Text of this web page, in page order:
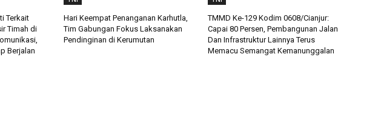
Terkait
Timah di
Berjalan
Hari Keempat Penanganan Karhutla,
Tim Gabungan Fokus Laksanakan
Pendinginan di Kerumutan
TMMD Ke-129 Kodim 0608/Cianjur:
Capai 80 Persen, Pembangunan Jalan
Dan Infrastruktur Lainnya Terus
Memacu Semangat Kemanunggalan